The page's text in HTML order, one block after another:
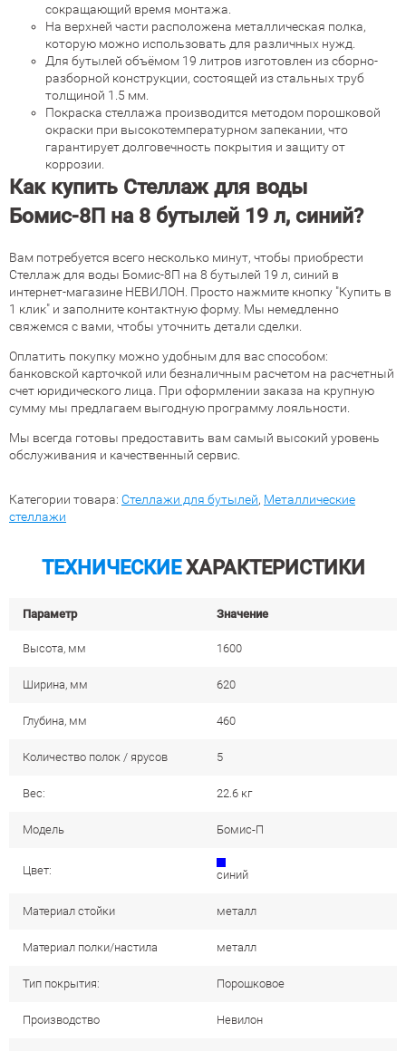
сокращающий время монтажа.
На верхней части расположена металлическая полка,
которую можно использовать для различных нужд.
Для бутылей объёмом 19 литров изготовлен из сборно-
разборной конструкции, состоящей из стальных труб
толщиной 1.5 мм.
Покраска стеллажа производится методом порошковой
окраски при высокотемпературном запекании, что
гарантирует долговечность покрытия и защиту от
коррозии.
Как купить Стеллаж для воды
Бомис-8П на 8 бутылей 19 л, синий?
Вам потребуется всего несколько минут, чтобы приобрести
Стеллаж для воды Бомис-8П на 8 бутылей 19 л, синий в
интернет-магазине НЕВИЛОН. Просто нажмите кнопку "Купить в
1 клик" и заполните контактную форму. Мы немедленно
свяжемся с вами, чтобы уточнить детали сделки.
Оплатить покупку можно удобным для вас способом:
банковской карточкой или безналичным расчетом на расчетный
счет юридического лица. При оформлении заказа на крупную
сумму мы предлагаем выгодную программу лояльности.
Мы всегда готовы предоставить вам самый высокий уровень
обслуживания и качественный сервис.
Категории товара: Стеллажи для бутылей, Металлические
стеллажи
ТЕХНИЧЕСКИЕХАРАКТЕРИСТИКИ
Параметр Значение
Высота, мм 1600
Ширина, мм 620
Глубина, мм 460
Количество полок / ярусов 5
Вес: 22.6 кг
Модель Бомис-П
Цвет: синий
Материал стойки металл
Материал полки/настила металл
Тип покрытия: Порошковое
Производство Невилон